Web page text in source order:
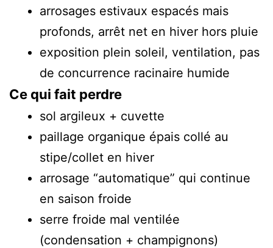
arrosages estivaux espacés mais
profonds, arrêt net en hiver hors pluie
exposition plein soleil, ventilation, pas
de concurrence racinaire humide
Ce qui fait perdre
sol argileux + cuvette
paillage organique épais collé au
stipe/collet en hiver
arrosage “automatique” qui continue
en saison froide
serre froide mal ventilée
(condensation + champignons)